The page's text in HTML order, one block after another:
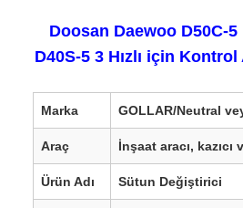
Doosan Daewoo D50C-5
D40S-5 3 Hızlı için
Marka GOLLAR/Neutral
Araç İnşaat aracı,
Ürün Adı Sütun Değiştirici